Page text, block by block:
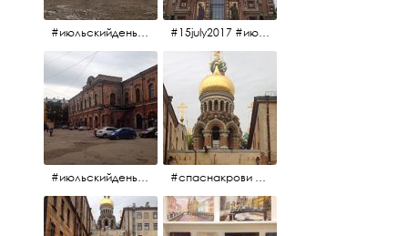
#июльскийдень2017 #15july2017 #15july2017 #июльскийдень2017 #спаснакрови
#июльскийдень2017 #15july2017 #спаснакрови #июльскийдень2017